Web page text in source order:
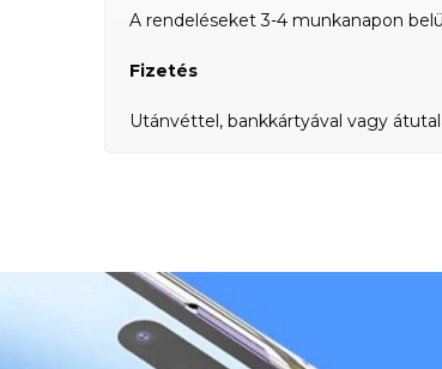
A rendeléseket 3-4 munkanapon
Fizetés
Utánvéttel, bankkártyával vagy